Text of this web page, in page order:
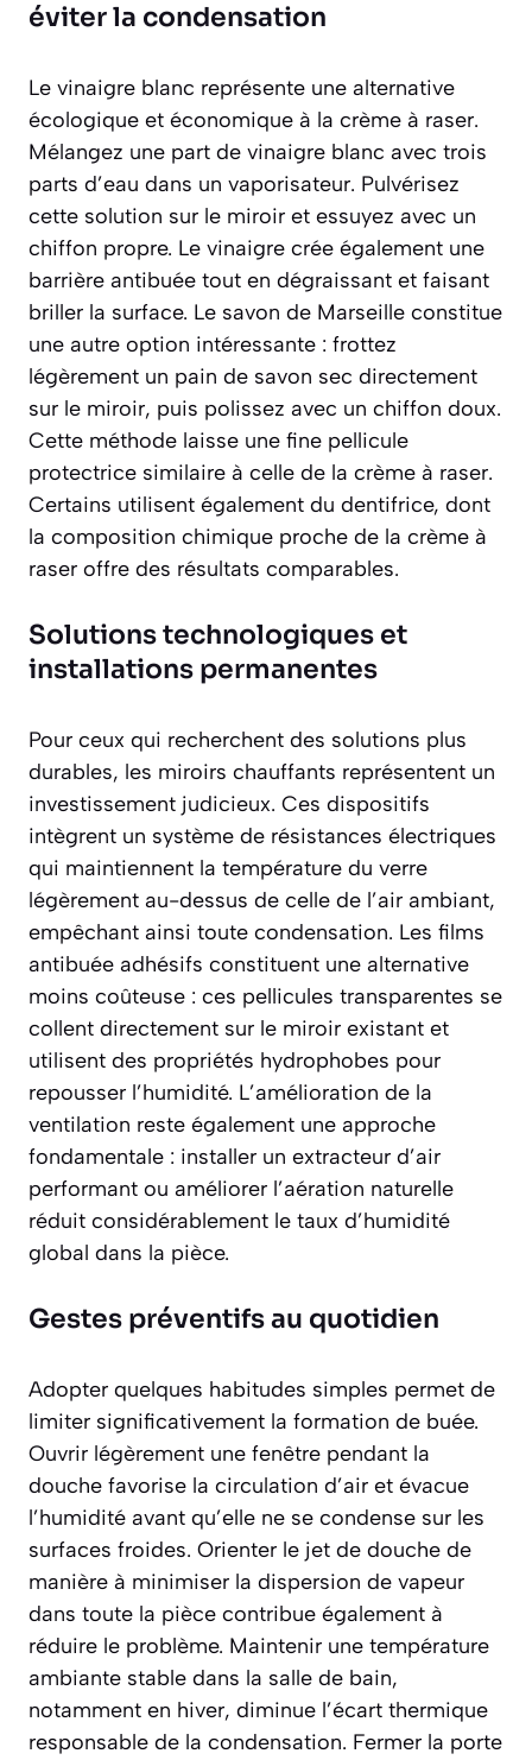
éviter la condensation
Le vinaigre blanc représente une alternative
écologique et économique à la crème à raser.
Mélangez une part de vinaigre blanc avec trois
parts d’eau dans un vaporisateur. Pulvérisez
cette solution sur le miroir et essuyez avec un
chiffon propre. Le vinaigre crée également une
barrière antibuée tout en dégraissant et faisant
briller la surface. Le savon de Marseille constitue
une autre option intéressante : frottez
légèrement un pain de savon sec directement
sur le miroir, puis polissez avec un chiffon doux.
Cette méthode laisse une fine pellicule
protectrice similaire à celle de la crème à raser.
Certains utilisent également du dentifrice, dont
la composition chimique proche de la crème à
raser offre des résultats comparables.
Solutions technologiques et
installations permanentes
Pour ceux qui recherchent des solutions plus
durables, les miroirs chauffants représentent un
investissement judicieux. Ces dispositifs
intègrent un système de résistances électriques
qui maintiennent la température du verre
légèrement au-dessus de celle de l’air ambiant,
empêchant ainsi toute condensation. Les films
antibuée adhésifs constituent une alternative
moins coûteuse : ces pellicules transparentes se
collent directement sur le miroir existant et
utilisent des propriétés hydrophobes pour
repousser l’humidité. L’amélioration de la
ventilation reste également une approche
fondamentale : installer un extracteur d’air
performant ou améliorer l’aération naturelle
réduit considérablement le taux d’humidité
global dans la pièce.
Gestes préventifs au quotidien
Adopter quelques habitudes simples permet de
limiter significativement la formation de buée.
Ouvrir légèrement une fenêtre pendant la
douche favorise la circulation d’air et évacue
l’humidité avant qu’elle ne se condense sur les
surfaces froides. Orienter le jet de douche de
manière à minimiser la dispersion de vapeur
dans toute la pièce contribue également à
réduire le problème. Maintenir une température
ambiante stable dans la salle de bain,
notamment en hiver, diminue l’écart thermique
responsable de la condensation. Fermer la porte